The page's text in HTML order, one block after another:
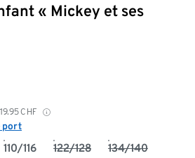
« Mickey et ses
19.95CHF
port
110/116 122/128 134/140